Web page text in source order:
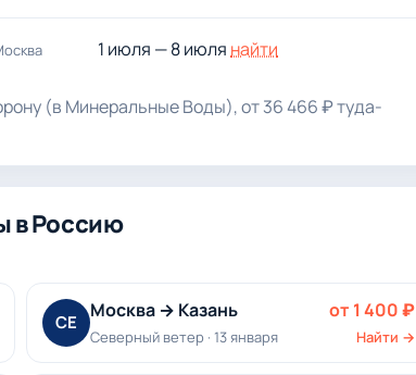
1 июля — 8 июля найти
(в Минеральные Воды), от 36 466 ₽ туда-
в Россию
СЕ
Москва → Казань
Северный ветер · 13 января
от 1 400 ₽
Найти →